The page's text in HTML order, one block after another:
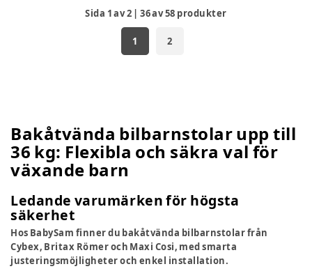
Sida 1av2 |36av58 produkter
1 2
Bakåtvända bilbarnstolar upp till
36 kg: Flexibla och säkra val för
växande barn
Ledande varumärken för högsta
säkerhet
Hos BabySam finner du bakåtvända bilbarnstolar från
Cybex, Britax Römer och Maxi Cosi, med smarta
justeringsmöjligheter och enkel installation.